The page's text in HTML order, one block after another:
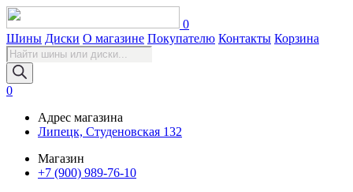
0
Шины Диски О магазине Покупателю Контакты Корзина
Поиск
товаров
0
Адрес магазина
Липецк, Студеновская 132
Магазин
+7 (900) 989-76-10